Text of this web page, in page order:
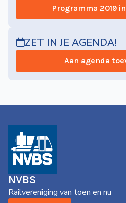
Programma 2019
ZET IN JE AGENDA!
Aan agenda
NVBS
Railvereniging van toen en nu